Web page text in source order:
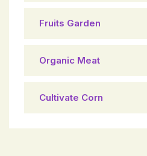
Fruits Garden
Organic Meat
Cultivate Corn